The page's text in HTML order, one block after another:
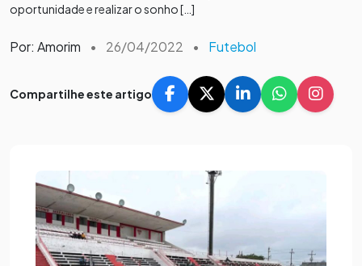
oportunidade e realizar o sonho […]
Por: Amorim • 26/04/2022 • Futebol
Compartilhe este artigo